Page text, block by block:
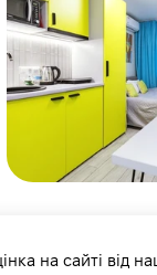
на сайті від